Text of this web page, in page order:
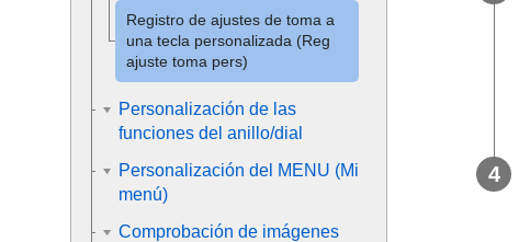
Registro de ajustes de toma a
una tecla personalizada (Reg
ajuste toma pers)
Personalización de las
funciones del anillo/dial
Personalización del MENU (Mi
menú)
Comprobación de imágenes